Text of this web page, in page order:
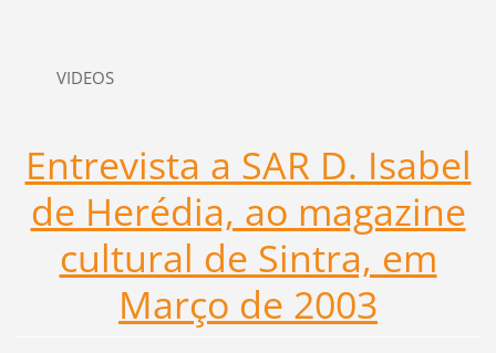
VIDEOS
Entrevista a SAR D. Isabel
de Herédia, ao magazine
cultural de Sintra, em
Março de 2003